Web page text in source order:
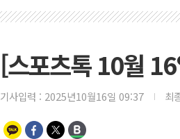
[스포츠톡 10월
기사입력 : 2025년10월16일 09:37 최